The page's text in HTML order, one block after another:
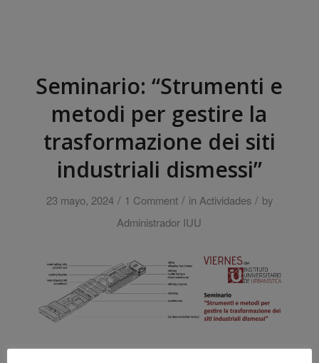
Seminario: “Strumenti e
metodi per gestire la
trasformazione dei siti
industriali dismessi”
23 mayo, 2024 / 1 Comment / in Actividades / by
Administrador IUU